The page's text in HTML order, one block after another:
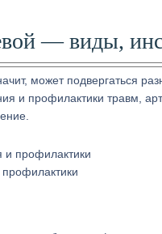
— виды,
может подвергаться
и профилактики травм,